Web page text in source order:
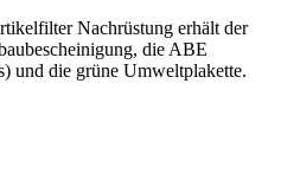
Nachrüstung erhält der
die ABE
und die grüne Umweltplakette.